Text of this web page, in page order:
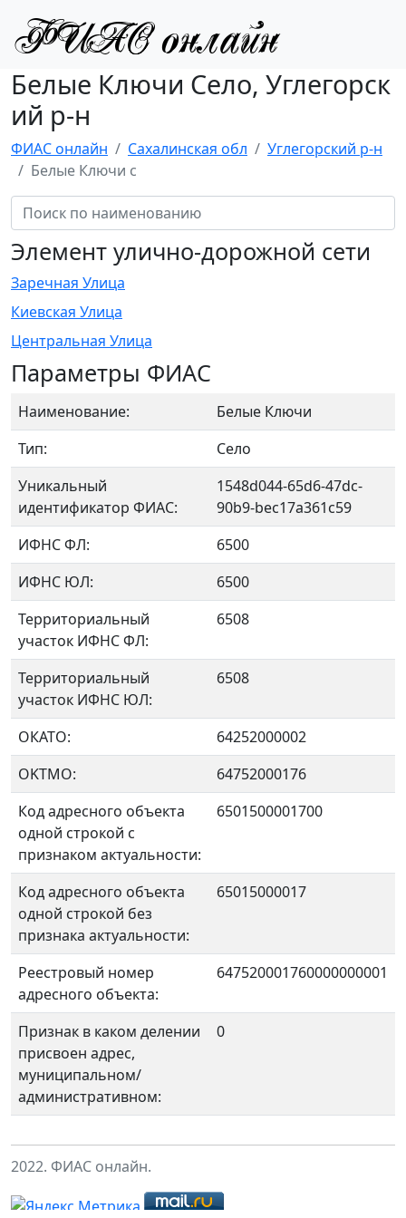
Белые Ключи Село, Углегорск
ий р-н
ФИАС онлайн Сахалинская обл
Углегорский р-н
Белые Ключи с
Элемент улично-дорожной сети
Заречная Улица
Киевская Улица
Центральная Улица
Параметры ФИАС
Наименование:
Белые Ключи
Тип:
Село
Уникальный
идентификатор ФИАС:
1548d044-65d6-47dc-
90b9-bec17a361c59
ИФНС ФЛ:
6500
ИФНС ЮЛ:
6500
Территориальный
участок ИФНС ФЛ:
6508
Территориальный
участок ИФНС ЮЛ:
6508
ОКАТО:
64252000002
OKTMO:
64752000176
Код адресного объекта
одной строкой с
признаком актуальности:
6501500001700
Код адресного объекта
одной строкой без
признака актуальности:
65015000017
Реестровый номер
адресного объекта:
647520001760000000001
Признак в каком делении
присвоен адрес,
муниципальном/
административном:
0
2022. ФИАС онлайн.